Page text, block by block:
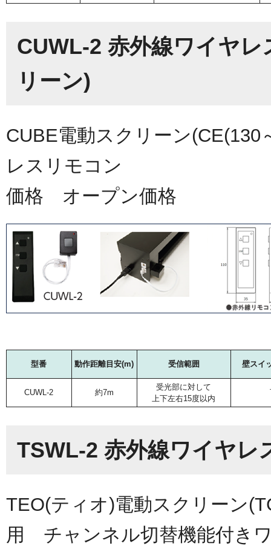
CUWL-2 赤外線ワイヤ
リーン)
CUBE電動スクリーン(CE(130
レスリモコン
価格 オープン価格
型番 動作距離目安(m) 受信範囲 壁スイ
CUWL-2 約7m
受光部に対して
上下左右15度以内
TSWL-2 赤外線ワイヤレ
TEO(ティオ)電動スクリーン
用 チャンネル切替機能付き